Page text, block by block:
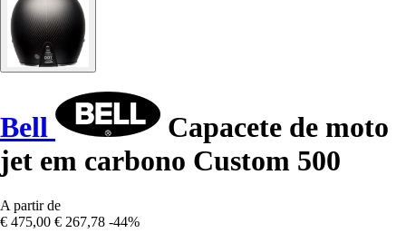
Bell
Capacete de moto
jet em carbono Custom 500
A partir de
€ 475,00 € 267,78 -44%